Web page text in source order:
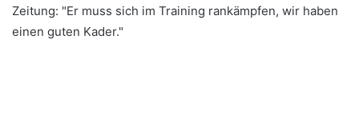
Zeitung: "Er muss sich im Training rankämpfen, wir haben
einen guten Kader."